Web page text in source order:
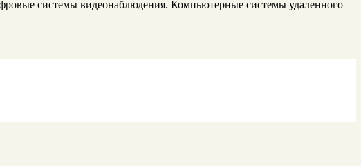
системы видеонаблюдения. Компьютерные системы удаленного